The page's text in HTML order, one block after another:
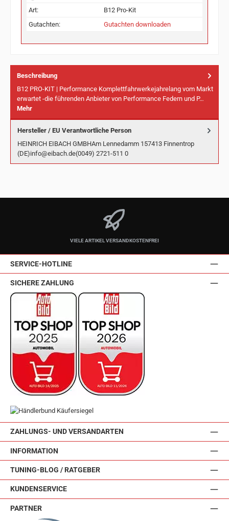
Art:
B12 Pro-Kit
Gutachten:
Gutachten downloaden
Beschreibung
B12 PRO-KIT | Performance Komplettfahrwerkejahrelang vom Markt
erwartet -die führenden Anbieter von Performance Federn und P…
Mehr
Hersteller / EU Verantwortliche Person
HEINRICH EIBACH GMBHAm Lennedamm 157413 Finnentrop
(DE)info@eibach.de(0049) 2721-511 0
VIELE ARTIKEL VERSANDKOSTENFREI
SERVICE-HOTLINE
ZAHLUNGS- UND VERSANDARTEN
INFORMATION
TUNING-BLOG / RATGEBER
KUNDENSERVICE
SICHERE ZAHLUNG
PARTNER